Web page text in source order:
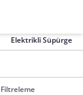
Elektrikli Süpürge
Filtreleme